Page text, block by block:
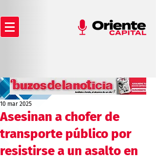
Asesinan a chofer de
transporte público por
resistirse a un asalto en
10 mar 2025